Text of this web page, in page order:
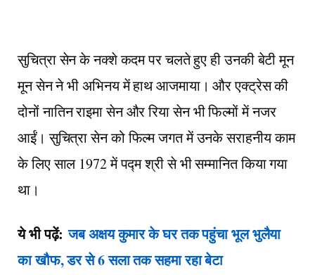
सुचित्रा सेन के नक्शे कदम पर चलते हुए ही उनकी बेटी मून
मून सेन ने भी अभिनय में हाथ आजमाया। और एक्ट्रेस की
दोनों नातिन राइमा सेन और रिया सेन भी फिल्मों में नजर
आईं। सुचित्रा सेन को फिल्म जगत में उनके सराहनीय काम
के लिए साल 1972 में पद्म श्री से भी सम्मानित किया गया
था।
ये भी पढ़ें:जब अक्षय कुमार के घर तक पहुंचा भूल भुलैया
का खौफ, डर से 6 सला तक सहमा रहा बेटा